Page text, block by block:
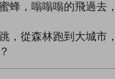
蜂，嗡嗡嗡的飛過
，從森林跑到大城